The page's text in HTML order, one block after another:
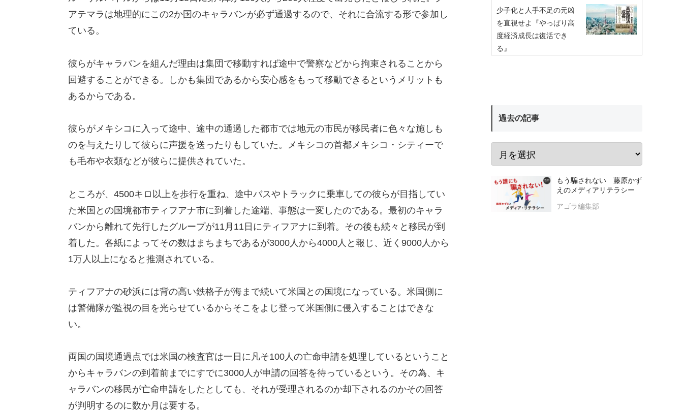
アテマラは地理的にこの2か国のキャラバンが必ず通過するので、それに合流する形で参加し
ている。
彼らがキャラバンを組んだ理由は集団で移動すれば途中で警察などから拘束されることから
回避することができる。しかも集団であるから安心感をもって移動できるというメリットも
あるからである。
彼らがメキシコに入って途中、途中の通過した都市では地元の市民が移民者に色々な施しも
のを与えたりして彼らに声援を送ったりもしていた。メキシコの首都メキシコ・シティーで
も毛布や衣類などが彼らに提供されていた。
ところが、4500キロ以上を歩行を重ね、途中バスやトラックに乗車しての彼らが目指してい
た米国との国境都市ティフアナ市に到着した途端、事態は一変したのである。最初のキャラ
バンから離れて先行したグループが11月11日にティフアナに到着。その後も続々と移民が到
着した。各紙によってその数はまちまちであるが3000人から4000人と報じ、近く9000人から
1万人以上になると推測されている。
ティフアナの砂浜には背の高い鉄格子が海まで続いて米国との国境になっている。米国側に
は警備隊が監視の目を光らせているからそこをよじ登って米国側に侵入することはできな
い。
両国の国境通過点では米国の検査官は一日に凡そ100人の亡命申請を処理しているということ
からキャラバンの到着前までにすでに3000人が申請の回答を待っているという。その為、キ
ャラバンの移民が亡命申請をしたとしても、それが受理されるのか却下されるのかその回答
が判明するのに数か月は要する。
少子化と人手不足の元凶
を直視せよ『やっぱり高
度経済成長は復活でき
る』
過去の記事
もう騙されない 藤原かず
えのメディアリテラシー
アゴラ編集部